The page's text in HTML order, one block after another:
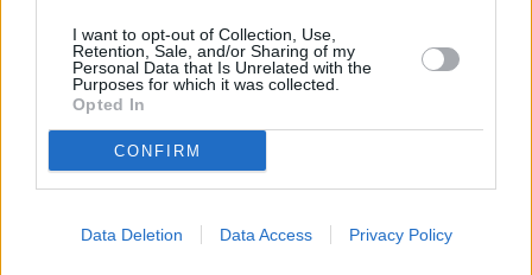
I want to opt-out of Collection, Use,
Retention, Sale, and/or Sharing of my
Personal Data that Is Unrelated with the
Purposes for which it was collected.
Opted In
CONFIRM
Data Deletion Data Access Privacy Policy
Mohnstrudel
Mittel
Einfacher Spinatstrudel